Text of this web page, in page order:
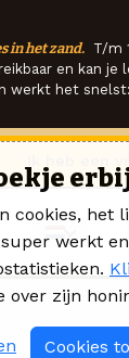
in het zand. T/m
en kan je
werkt het snelst:
cookies, het
werkt
over zijn
Cookies